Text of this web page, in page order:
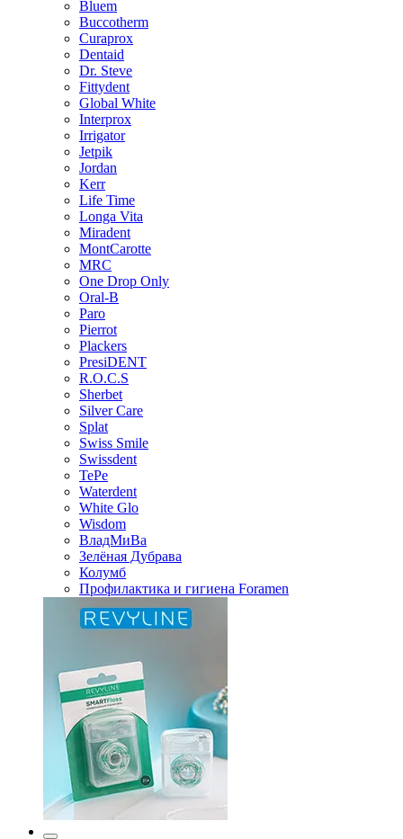
Bluem
Buccotherm
Curaprox
Dentaid
Dr. Steve
Fittydent
Global White
Interprox
Irrigator
Jetpik
Jordan
Kerr
Life Time
Longa Vita
Miradent
MontCarotte
MRC
One Drop Only
Oral-B
Paro
Pierrot
Plackers
PresiDENT
R.O.C.S
Sherbet
Silver Care
Splat
Swiss Smile
Swissdent
TePe
Waterdent
White Glo
Wisdom
ВладМиВа
Зелёная Дубрава
Колумб
Профилактика и гигиена Foramen